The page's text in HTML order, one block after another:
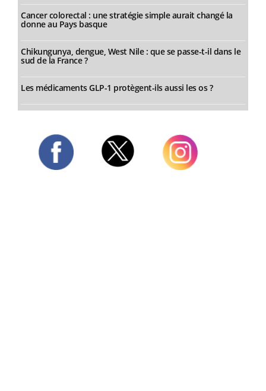
Cancer colorectal : une stratégie simple aurait changé la
donne au Pays basque
Chikungunya, dengue, West Nile : que se passe-t-il dans le
sud de la France ?
Les médicaments GLP-1 protègent-ils aussi les os ?